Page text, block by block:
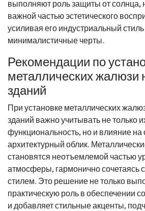
выполняют роль защиты от солнца,
важной частью эстетического
усиливая его индустриальный
минималистичные черты.
Рекомендации по
металлических жалюзи
зданий
При установке металлических
зданий важно учитывать не только
функциональность, но и влияние
архитектурный облик.
становятся неотъемлемой частью
атмосферы, гармонично сочетаясь
стилем. Это решение не только
практическую роль в обеспечении
и добавляет стильные акценты,